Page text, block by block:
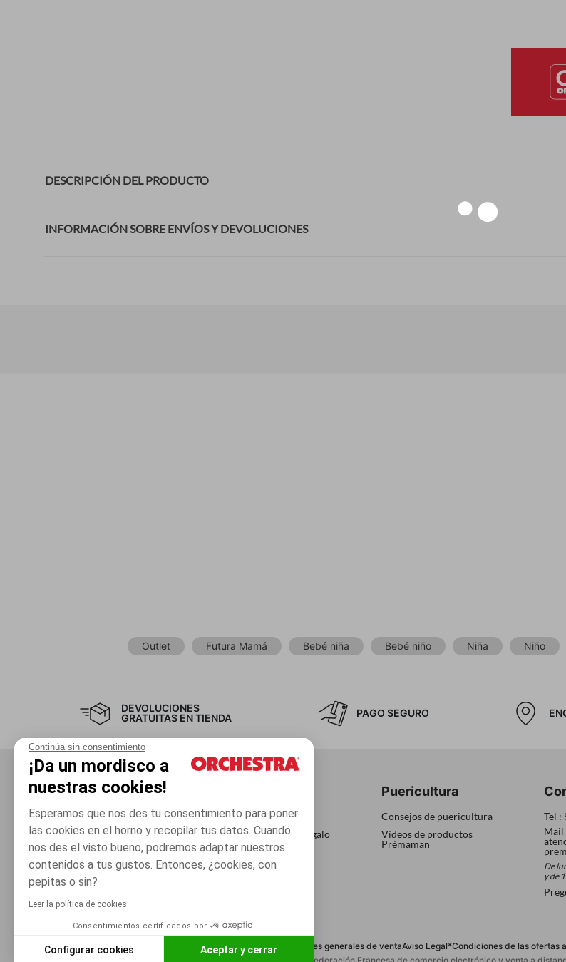
Continúa sin consentimiento
¡Da un mordisco a
nuestras cookies!
Esperamos que nos des tu consentimiento para poner
las cookies en el horno y recopilar tus datos. Cuando
nos des el visto bueno, podremos adaptar nuestros
contenidos a tus gustos. Entonces, ¿cookies, con
pepitas o sin?
Leer la política de cookies
Consentimientos certificados por
Configurar cookies Aceptar y cerrar
DESCRIPCIÓN DEL PRODUCTO
INFORMACIÓN SOBRE ENVÍOS Y DEVOLUCIONES
Outlet Futura Mamá Bebé niña Bebé niño Niña Niño
DEVOLUCIONES
GRATUITAS EN TIENDA
PAGO SEGURO
El grupo
Únete al Club
Condiciones generales de venta
Retirada de productos
Tarjeta Regalo
Saldo de mi tarjeta regalo
Tiendas
Puericultura
Consejos de puericultura
Vídeos de productos
Prémaman
Tel :
Mail
De
y de
Condiciones generales de ventaAviso Legal*Condiciones de las ofertas